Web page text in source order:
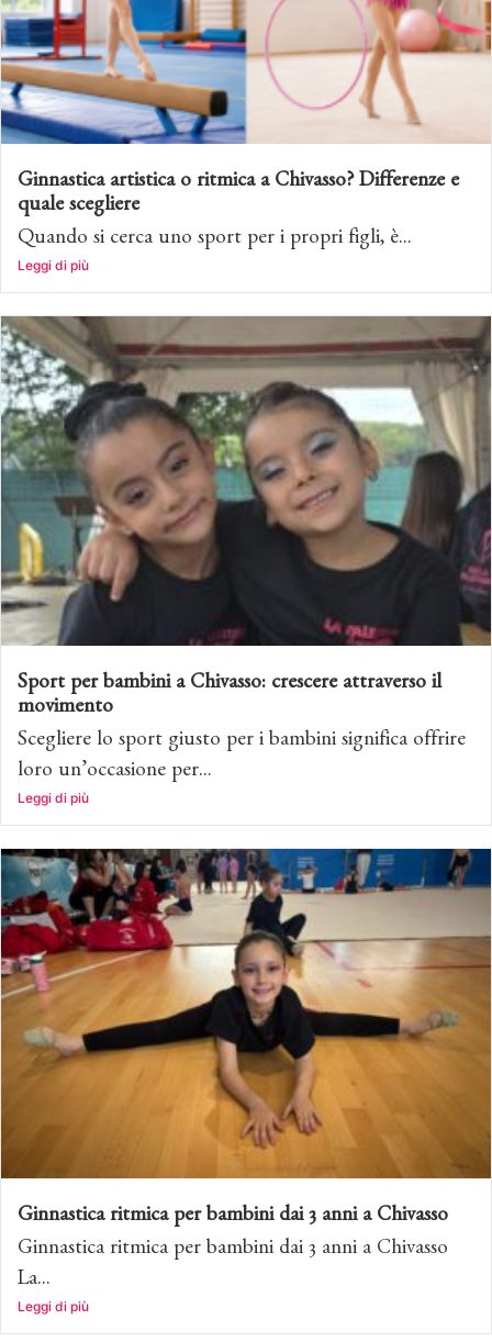
Ginnastica artistica o ritmica a Chivasso? Differenze e
quale scegliere
Quando si cerca uno sport per i propri figli, è...
Leggi di più
Sport per bambini a Chivasso: crescere attraverso il
movimento
Scegliere lo sport giusto per i bambini significa offrire
loro un’occasione per...
Leggi di più
Ginnastica ritmica per bambini dai 3 anni a Chivasso
Ginnastica ritmica per bambini dai 3 anni a Chivasso
La...
Leggi di più